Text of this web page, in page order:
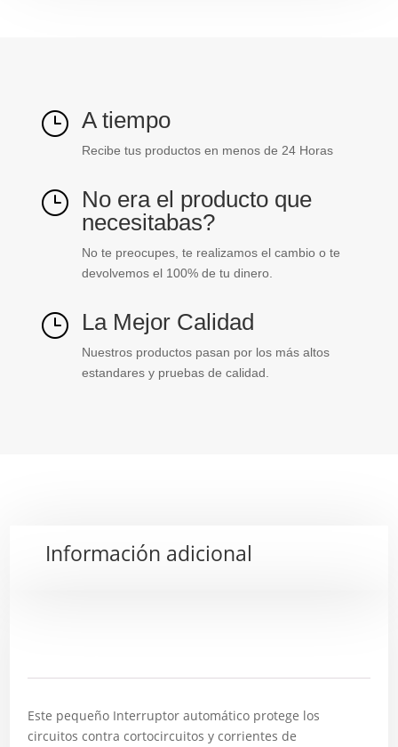
} A tiempo
Recibe tus productos en menos de 24 Horas
} No era el producto que
necesitabas?
No te preocupes, te realizamos el cambio o te
devolvemos el 100% de tu dinero.
} La Mejor Calidad
Nuestros productos pasan por los más altos
estandares y pruebas de calidad.
Información adicional
Este pequeño Interruptor automático protege los
circuitos contra cortocircuitos y corrientes de